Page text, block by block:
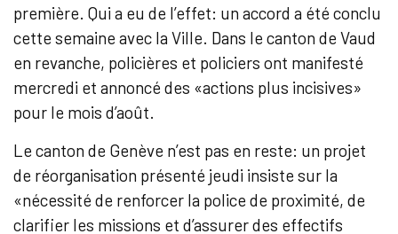
première. Qui a eu de l’effet: un accord a été conclu
cette semaine avec la Ville. Dans le canton de Vaud
en revanche, policières et policiers ont manifesté
mercredi et annoncé des «actions plus incisives»
pour le mois d’août.
Le canton de Genève n’est pas en reste: un projet
de réorganisation présenté jeudi insiste sur la
«nécessité de renforcer la police de proximité, de
clarifier les missions et d’assurer des effectifs